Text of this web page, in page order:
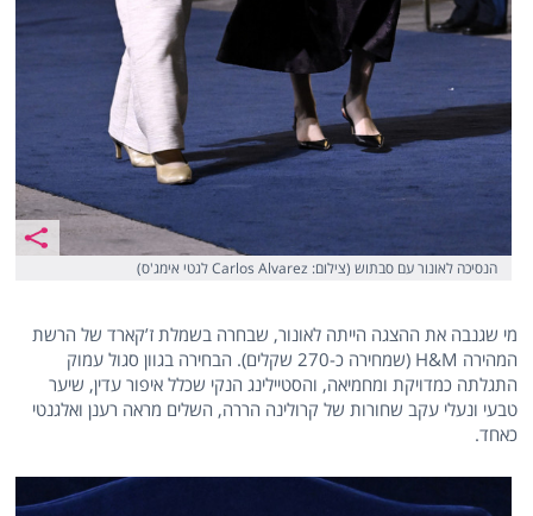
הנסיכה לאונור עם סבתוש (צילום: Carlos Alvarez לגטי אימג'ס)
מי שגנבה את ההצגה הייתה לאונור, שבחרה בשמלת ז’קארד של הרשת
המהירה H&M (שמחירה כ-270 שקלים). הבחירה בגוון סגול עמוק
התגלתה כמדויקת ומחמיאה, והסטיילינג הנקי שכלל איפור עדין, שיער
טבעי ונעלי עקב שחורות של קרולינה הררה, השלים מראה רענן ואלגנטי
כאחד.